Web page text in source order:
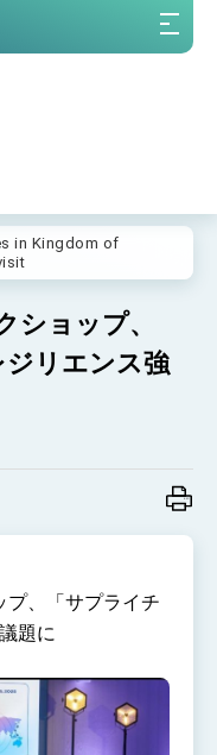
of the Ministry of
to open office in
Taiwan-US exchanges
in Kingdom of
growth is a priority for
by AFP
Prosperity
up to promote
with U.S.
representatives
ショップ、
ジリエンス強
プ、「サプライチ
題に